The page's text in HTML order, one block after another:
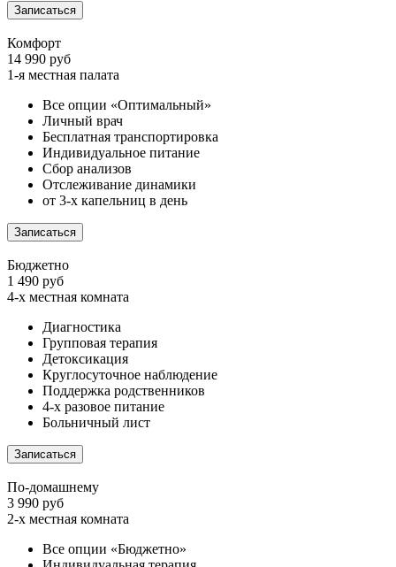
Записаться
Комфорт
14 990 руб
1-я местная палата
Все опции «Оптимальный»
Личный врач
Бесплатная транспортировка
Индивидуальное питание
Сбор анализов
Отслеживание динамики
от 3-х капельниц в день
Записаться
Бюджетно
1 490 руб
4-х местная комната
Диагностика
Групповая терапия
Детоксикация
Круглосуточное наблюдение
Поддержка родственников
4-х разовое питание
Больничный лист
Записаться
По-домашнему
3 990 руб
2-х местная комната
Все опции «Бюджетно»